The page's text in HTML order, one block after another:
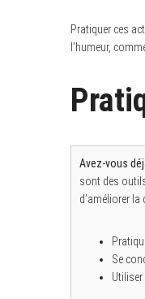
Pratiquer ces
l’humeur,
Avez-vous
sont des
d’améliorer
Se